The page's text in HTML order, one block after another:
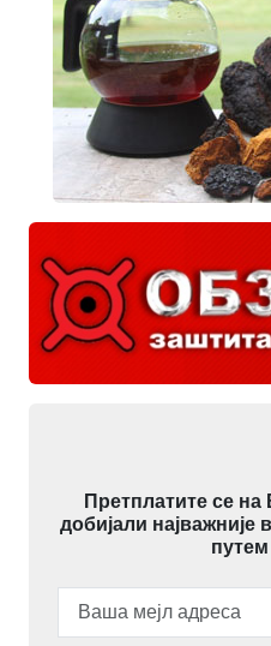
Претплатите се
добијали најважније
путем